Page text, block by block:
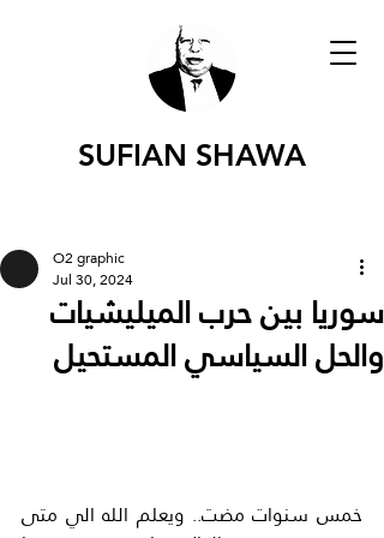
SUFIAN SHAWA
سوريا بين حرب الميليشيات
والحل السياسي المستحيل
O2 graphic
Jul 30, 2024